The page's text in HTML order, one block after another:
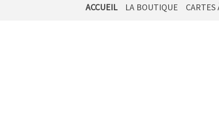
ACCUEIL LA BOUTIQUE CARTES